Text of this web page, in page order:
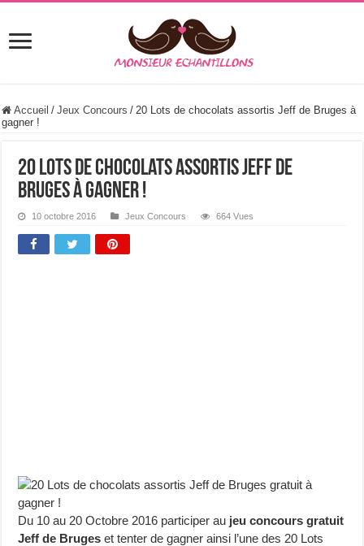
Accueil / Jeux Concours / 20 Lots de chocolats assortis Jeff de Bruges à
gagner !
20 Lots de chocolats assortis Jeff de
Bruges à gagner !
10 octobre 2016 Jeux Concours 664 Vues
Du 10 au 20 Octobre 2016 participer au jeu concours gratuit
Jeff de Bruges et tenter de gagner ainsi l’une des 20 Lots